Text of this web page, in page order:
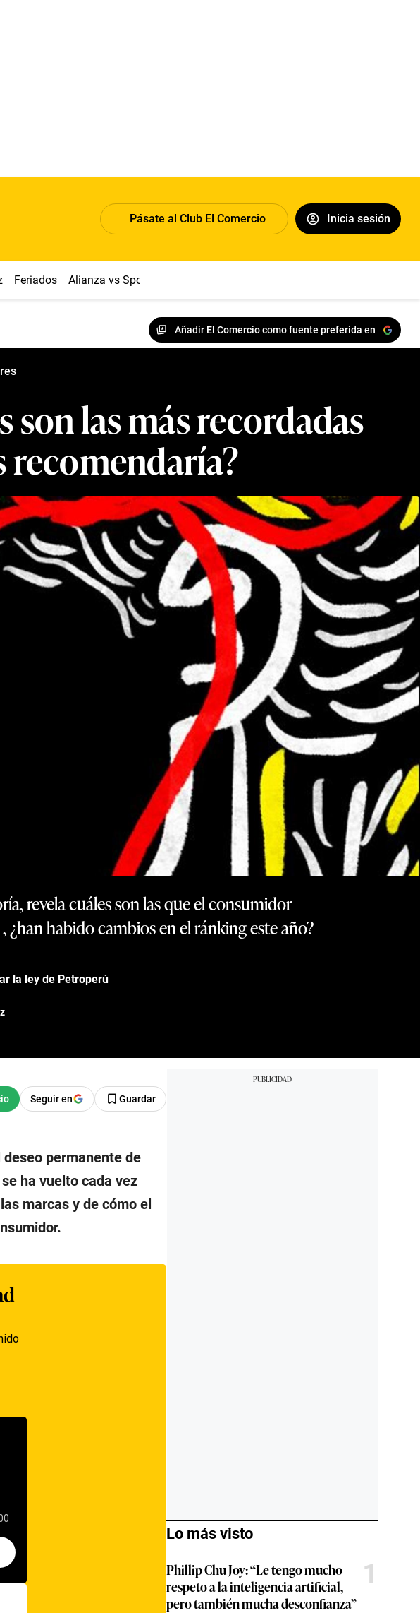
Pásate al Club El Comercio Inicia sesión
Feriados Alianza vs Sport Boys
Añadir El Comercio como fuente preferida en
son las más recordadas
recomendaría?
revela cuáles son las que el consumidor
¿han habido cambios en el ránking este año?
la ley de Petroperú
Seguir en Guardar
permanente de
ha vuelto cada vez
marcas y de cómo el
Lo más visto
Phillip Chu Joy: “Le tengo mucho
respeto a la inteligencia artificial,
pero también mucha desconfianza”
1